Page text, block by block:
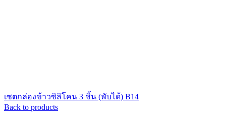
เซตกล่องข้าวซิลิโคน 3 ชิ้น (พับได้) B14
Back to products